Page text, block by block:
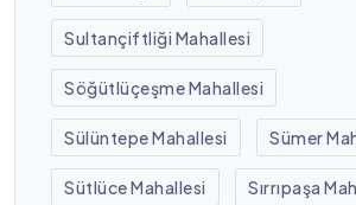
Sultançiftliği Mahallesi
Söğütlüçeşme Mahallesi
Sülüntepe Mahallesi Sümer
Sütlüce Mahallesi Sırrıpaşa